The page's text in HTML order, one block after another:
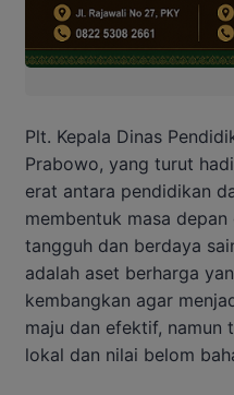
Plt. Kepala Dinas
Prabowo, yang turut
erat antara pendidikan
membentuk masa
tangguh dan berdaya
adalah aset berharga
kembangkan agar
maju dan efektif, namun
lokal dan nilai belom